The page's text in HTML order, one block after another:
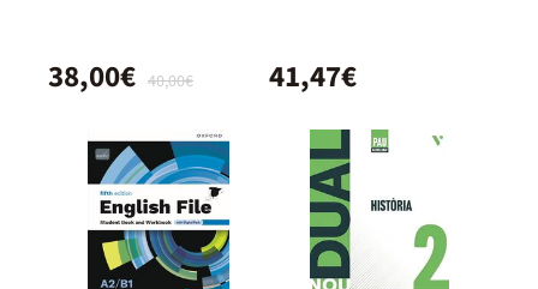
40,00€
38,00€ 41,47€